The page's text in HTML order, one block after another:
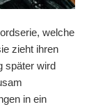
welche
zieht ihren
später wird
in ein